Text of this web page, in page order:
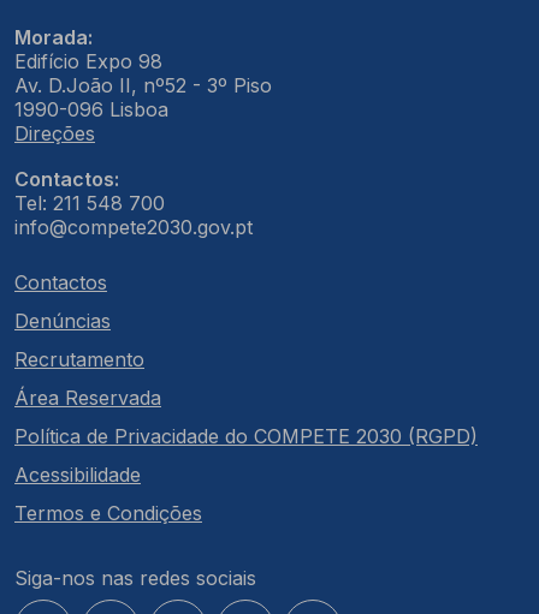
Morada:
Edifício Expo 98
Av. D.João II, nº52 - 3º Piso
1990-096 Lisboa
Direções
Contactos:
Tel: 211 548 700
info@compete2030.gov.pt
Contactos
Denúncias
Recrutamento
Área Reservada
Política de Privacidade do COMPETE 2030 (RGPD)
Acessibilidade
Termos e Condições
Siga-nos nas redes sociais